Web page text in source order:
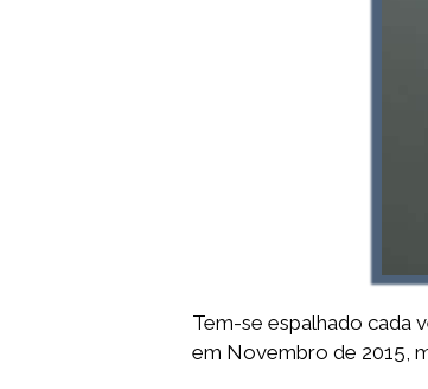
Tem-se espalhado cada
em Novembro de 2015,